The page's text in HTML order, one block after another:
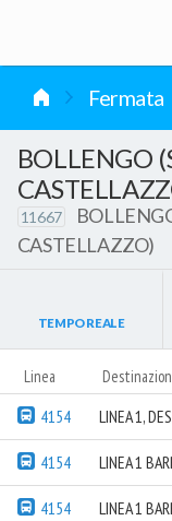
Fermata
BOLLENGO
11667
CASTELLAZZO)
TEMPO REALE
Linea
4154 LINEA 1,
4154 LINEA 1
4154 LINEA 1